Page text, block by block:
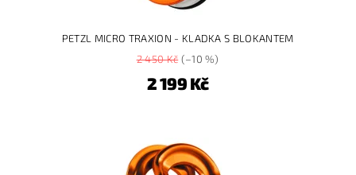
PETZL MICRO TRAXION - KLADKA S BLOKANTEM
2 450 Kč(–10 %)
2 199 Kč